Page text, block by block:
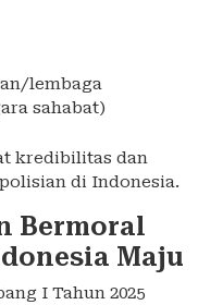
lembaga
sahabat)
kredibilitas dan
di Indonesia.
Bermoral
Maju
I Tahun 2025